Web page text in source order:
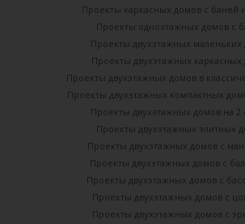
Проекты каркасных домов c баней
Проекты одноэтажных домов с
Проекты двухэтажных маленьких
Проекты двухэтажных каркасных
Проекты двухэтажных домов в
Проекты двухэтажных компактных
Проекты двухэтажных домов на 2
Проекты двухэтажных элитных
Проекты двухэтажных домов с
Проекты двухэтажных домов с
Проекты двухэтажных домов с
Проекты двухэтажных домов с
Проекты двухэтажных домов с